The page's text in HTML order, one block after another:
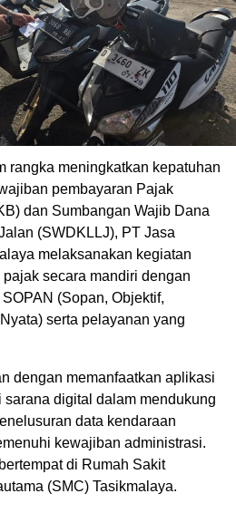
rangka meningkatkan kepatuhan
pembayaran Pajak
dan Sumbangan Wajib Dana
(SWDKLLJ), PT Jasa
melaksanakan kegiatan
secara mandiri dengan
(Sopan, Objektif,
serta pelayanan yang
dengan memanfaatkan aplikasi
digital dalam mendukung
data kendaraan
kewajiban administrasi.
di Rumah Sakit
(SMC) Tasikmalaya.